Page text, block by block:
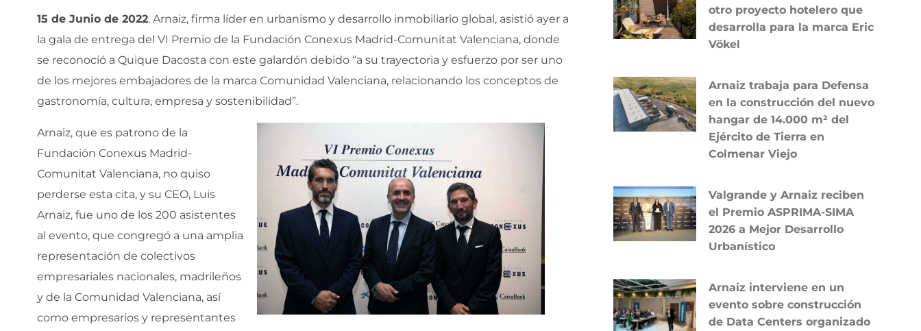
15 de Junio de 2022. Arnaiz, firma líder en urbanismo y desarrollo inmobiliario global, asistió ayer a
la gala de entrega del VI Premio de la Fundación Conexus Madrid-Comunitat Valenciana, donde
se reconoció a Quique Dacosta con este galardón debido “a su trayectoria y esfuerzo por ser uno
de los mejores embajadores de la marca Comunidad Valenciana, relacionando los conceptos de
gastronomía, cultura, empresa y sostenibilidad”.
Arnaiz, que es patrono de la
Fundación Conexus Madrid-
Comunitat Valenciana, no quiso
perderse esta cita, y su CEO, Luis
Arnaiz, fue uno de los 200 asistentes
al evento, que congregó a una amplia
representación de colectivos
empresariales nacionales, madrileños
y de la Comunidad Valenciana, así
como empresarios y representantes
otro proyecto hotelero que
desarrolla para la marca Eric
Vökel
Arnaiz trabaja para Defensa
en la construcción del nuevo
hangar de 14.000 m² del
Ejército de Tierra en
Colmenar Viejo
Valgrande y Arnaiz reciben
el Premio ASPRIMA-SIMA
2026 a Mejor Desarrollo
Urbanístico
Arnaiz interviene en un
evento sobre construcción
de Data Centers organizado